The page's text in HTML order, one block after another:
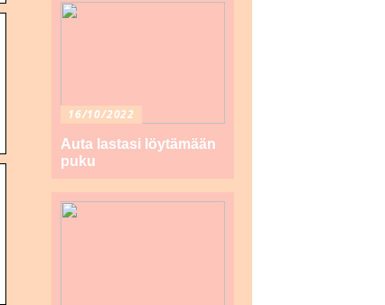
16/10/2022
Auta lastasi löytämään
puku